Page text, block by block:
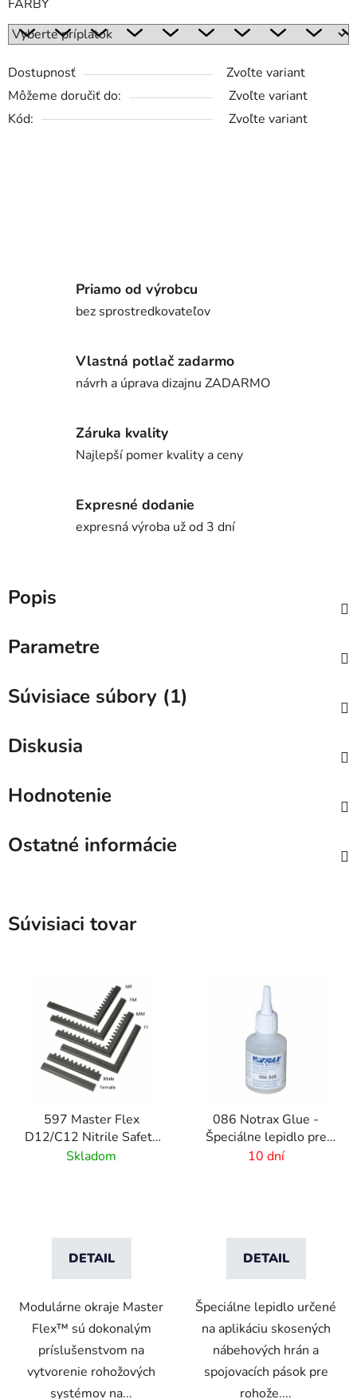
FARBY
Dostupnosť
Zvoľte variant
Môžeme doručiť do:
Zvoľte variant
Kód:
Zvoľte variant
Priamo od výrobcu
bez sprostredkovateľov
Vlastná potlač zadarmo
návrh a úprava dizajnu ZADARMO
Záruka kvality
Najlepší pomer kvality a ceny
Expresné dodanie
expresná výroba už od 3 dní
Popis
Parametre
Súvisiace súbory (1)
Diskusia
Hodnotenie
Ostatné informácie
Súvisiaci tovar
597 Master Flex
D12/C12 Nitrile Safety
Ramps - Pripojiteľné
Skladom
DETAIL
Modulárne okraje Master
Flex™ sú dokonalým
príslušenstvom na
vytvorenie rohožových
systémov na...
086 Notrax Glue -
Špeciálne lepidlo pre
rohožové systémy
10 dní
DETAIL
Špeciálne lepidlo určené
na aplikáciu skosených
nábehových hrán a
spojovacích pások pre
rohože....